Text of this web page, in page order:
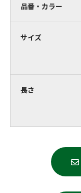
品番・カラー
サイズ
長さ